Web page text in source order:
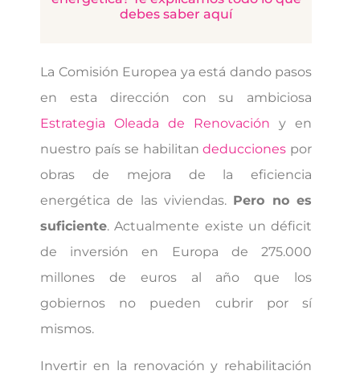
debes saber aquí
La Comisión Europea ya está dando pasos
en esta dirección con su ambiciosa
Estrategia Oleada de Renovación y en
nuestro país se habilitandeducciones por
obras de mejora de la eficiencia
energética de las viviendas. Pero no es
suficiente. Actualmente existe un déficit
de inversión en Europa de 275.000
millones de euros al año que los
gobiernos no pueden cubrir por sí
mismos.
Invertir en la renovación y rehabilitación